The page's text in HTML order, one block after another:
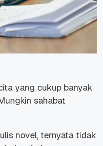
yang cukup banyak
sahabat
novel, ternyata tidak